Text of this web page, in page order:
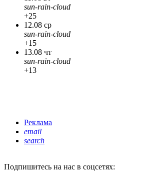
sun-rain-cloud
+25
12.08 ср
sun-rain-cloud
+15
13.08 чт
sun-rain-cloud
+13
Реклама
email
search
Подпишитесь на нас в соцсетях: